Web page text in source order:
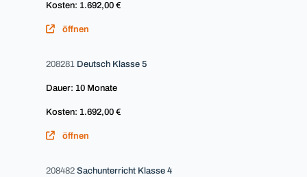
Kosten: 1.692,00 €
öffnen
208281 Deutsch Klasse 5
Dauer: 10 Monate
Kosten: 1.692,00 €
öffnen
208482 Sachunterricht Klasse 4